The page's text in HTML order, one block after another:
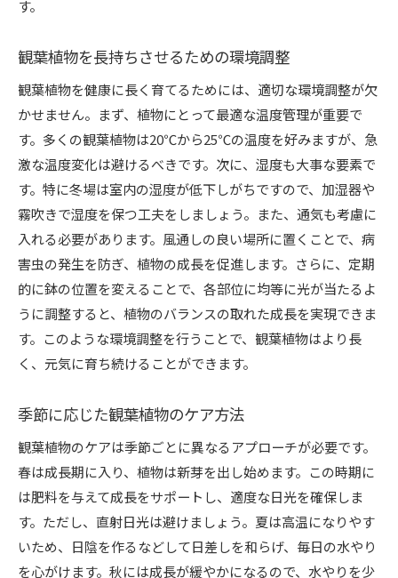
す。
観葉植物を長持ちさせるための環境調整
観葉植物を健康に長く育てるためには、適切な環境調整が欠
かせません。まず、植物にとって最適な温度管理が重要で
す。多くの観葉植物は20℃から25℃の温度を好みますが、急
激な温度変化は避けるべきです。次に、湿度も大事な要素で
す。特に冬場は室内の湿度が低下しがちですので、加湿器や
霧吹きで湿度を保つ工夫をしましょう。また、通気も考慮に
入れる必要があります。風通しの良い場所に置くことで、病
害虫の発生を防ぎ、植物の成長を促進します。さらに、定期
的に鉢の位置を変えることで、各部位に均等に光が当たるよ
うに調整すると、植物のバランスの取れた成長を実現できま
す。このような環境調整を行うことで、観葉植物はより長
く、元気に育ち続けることができます。
季節に応じた観葉植物のケア方法
観葉植物のケアは季節ごとに異なるアプローチが必要です。
春は成長期に入り、植物は新芽を出し始めます。この時期に
は肥料を与えて成長をサポートし、適度な日光を確保しま
す。ただし、直射日光は避けましょう。夏は高温になりやす
いため、日陰を作るなどして日差しを和らげ、毎日の水やり
を心がけます。秋には成長が緩やかになるので、水やりを少